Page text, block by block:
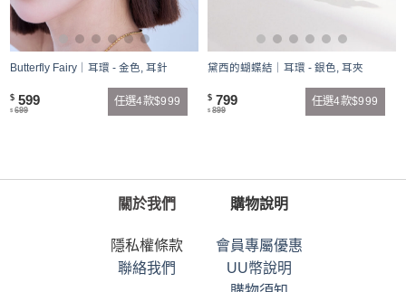
Butterfly Fairy｜耳環 - 金色, 耳針
$ 599
$ 699
任選4款$999
黛西的蝴蝶結｜耳環 - 銀色, 耳夾
$ 799
$ 899
任選4款$999
關於我們
隱私權條款
聯絡我們
購物說明
會員專屬優惠
UU幣說明